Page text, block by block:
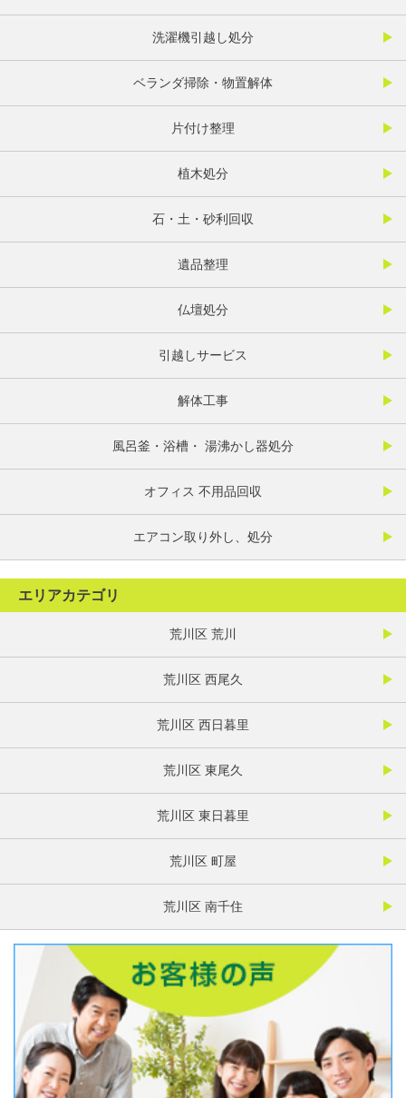
洗濯機引越し処分
ベランダ掃除・物置解体
片付け整理
植木処分
石・土・砂利回収
遺品整理
仏壇処分
引越しサービス
解体工事
風呂釜・浴槽・ 湯沸かし器処分
オフィス 不用品回収
エアコン取り外し、処分
エリアカテゴリ
荒川区 荒川
荒川区 西尾久
荒川区 西日暮里
荒川区 東尾久
荒川区 東日暮里
荒川区 町屋
荒川区 南千住